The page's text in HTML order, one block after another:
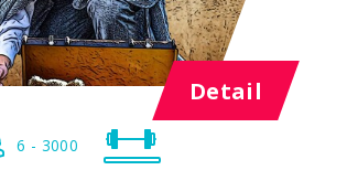
Detail
6 - 3000